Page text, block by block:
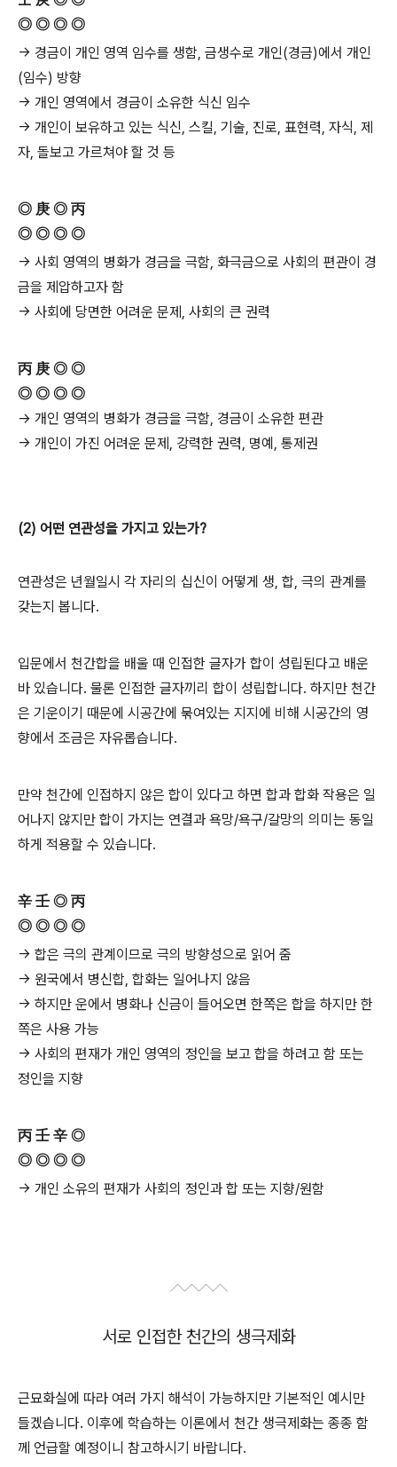
◎ ◎ ◎ ◎
→ 경금이 개인 영역 임수를 생함, 금생수로 개인(경금)에서 개인
(임수) 방향
→ 개인 영역에서 경금이 소유한 식신 임수
→ 개인이 보유하고 있는 식신, 스킬, 기술, 진로, 표현력, 자식, 제
자, 돌보고 가르쳐야 할 것 등
◎ 庚 ◎ 丙
◎ ◎ ◎ ◎
→ 사회 영역의 병화가 경금을 극함, 화극금으로 사회의 편관이 경
금을 제압하고자 함
→ 사회에 당면한 어려운 문제, 사회의 큰 권력
丙 庚 ◎ ◎
◎ ◎ ◎ ◎
→ 개인 영역의 병화가 경금을 극함, 경금이 소유한 편관
→ 개인이 가진 어려운 문제, 강력한 권력, 명예, 통제권
(2) 어떤 연관성을 가지고 있는가?
연관성은 년월일시 각 자리의 십신이 어떻게 생, 합, 극의 관계를
갖는지 봅니다.
입문에서 천간합을 배울 때 인접한 글자가 합이 성립된다고 배운
바 있습니다. 물론 인접한 글자끼리 합이 성립합니다. 하지만 천간
은 기운이기 때문에 시공간에 묶여있는 지지에 비해 시공간의 영
향에서 조금은 자유롭습니다.
만약 천간에 인접하지 않은 합이 있다고 하면 합과 합화 작용은 일
어나지 않지만 합이 가지는 연결과 욕망/욕구/갈망의 의미는 동일
하게 적용할 수 있습니다.
辛 壬 ◎ 丙
◎ ◎ ◎ ◎
→ 합은 극의 관계이므로 극의 방향성으로 읽어 줌
→ 원국에서 병신합, 합화는 일어나지 않음
→ 하지만 운에서 병화나 신금이 들어오면 한쪽은 합을 하지만 한
쪽은 사용 가능
→ 사회의 편재가 개인 영역의 정인을 보고 합을 하려고 함 또는
정인을 지향
丙 壬 辛 ◎
◎ ◎ ◎ ◎
→ 개인 소유의 편재가 사회의 정인과 합 또는 지향/원함
서로 인접한 천간의 생극제화
근묘화실에 따라 여러 가지 해석이 가능하지만 기본적인 예시만
들겠습니다. 이후에 학습하는 이론에서 천간 생극제화는 종종 함
께 언급할 예정이니 참고하시기 바랍니다.